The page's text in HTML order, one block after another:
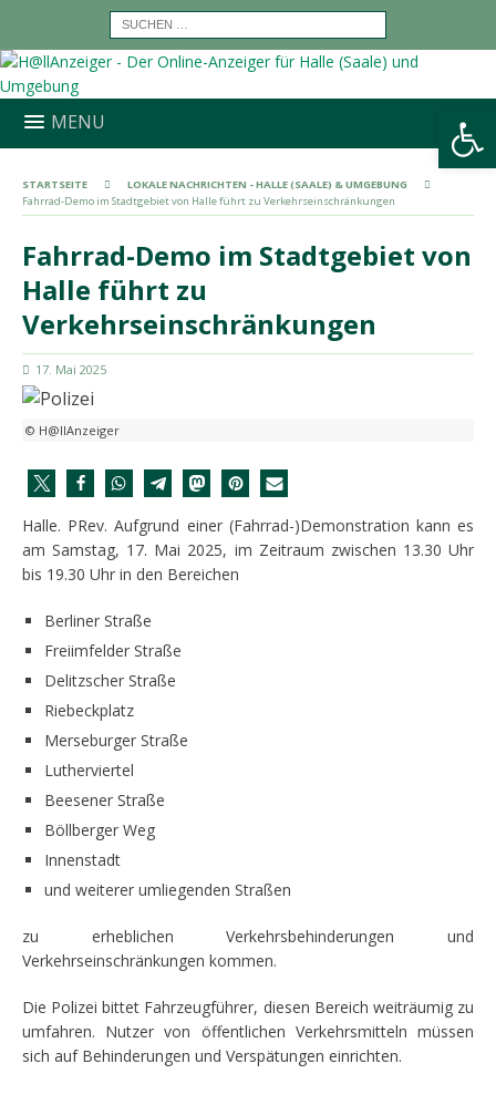
Werkzeugleiste öffnen
MENU
STARTSEITE
LOKALE NACHRICHTEN - HALLE (SAALE) & UMGEBUNG
Fahrrad-Demo im Stadtgebiet von Halle führt zu Verkehrseinschränkungen
Fahrrad-Demo im Stadtgebiet von
Halle führt zu
Verkehrseinschränkungen
17. Mai 2025
© H@llAnzeiger
Halle. PRev. Aufgrund einer (Fahrrad-)Demonstration kann es
am Samstag, 17. Mai 2025, im Zeitraum zwischen 13.30 Uhr
bis 19.30 Uhr in den Bereichen
Berliner Straße
Freiimfelder Straße
Delitzscher Straße
Riebeckplatz
Merseburger Straße
Lutherviertel
Beesener Straße
Böllberger Weg
Innenstadt
und weiterer umliegenden Straßen
zu erheblichen Verkehrsbehinderungen und
Verkehrseinschränkungen kommen.
Die Polizei bittet Fahrzeugführer, diesen Bereich weiträumig zu
umfahren. Nutzer von öffentlichen Verkehrsmitteln müssen
sich auf Behinderungen und Verspätungen einrichten.